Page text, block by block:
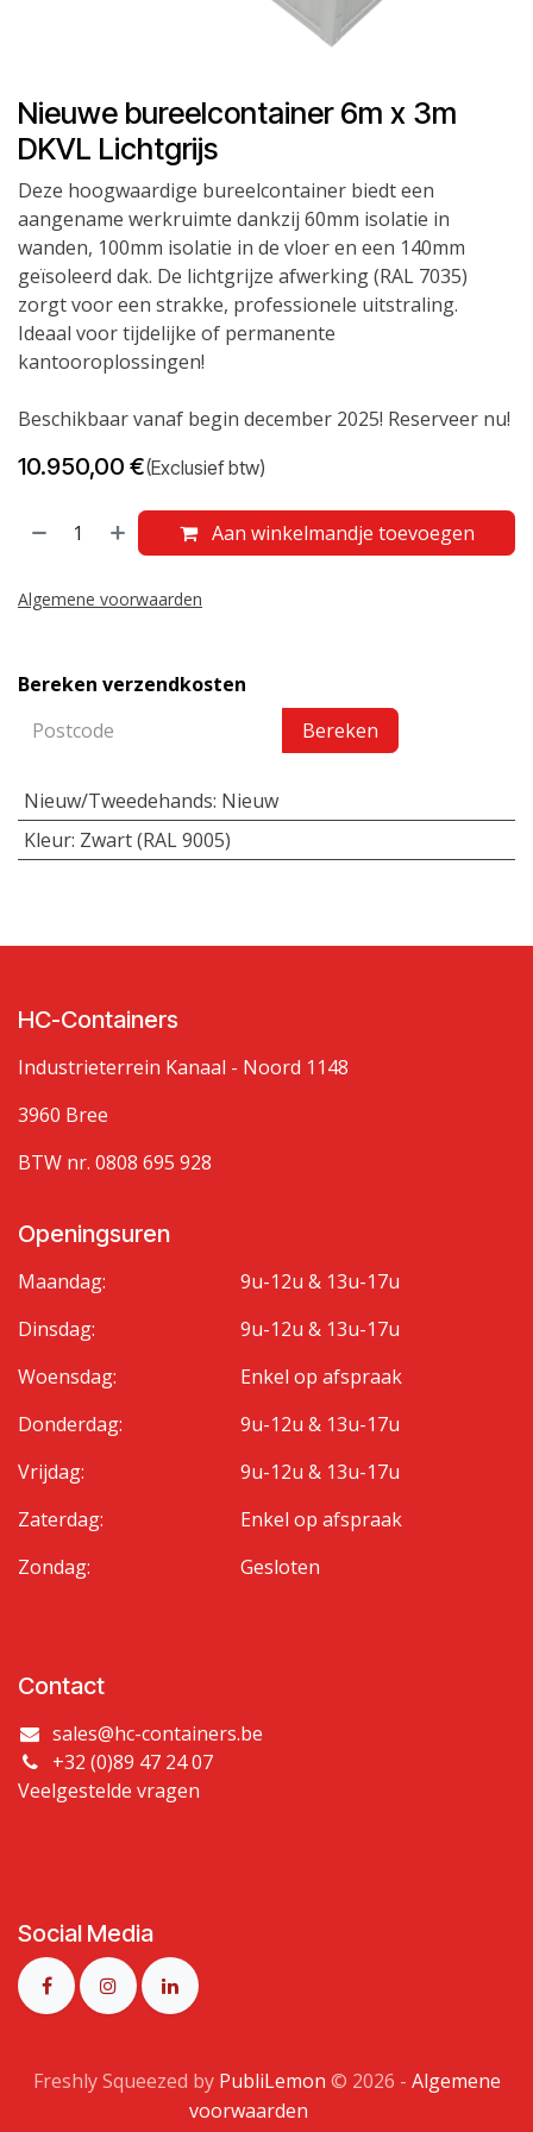
Nieuwe bureelcontainer 6m x 3m
DKVL Lichtgrijs
Deze hoogwaardige bureelcontainer biedt een
aangename werkruimte dankzij 60mm isolatie in
wanden, 100mm isolatie in de vloer en een 140mm
geïsoleerd dak. De lichtgrijze afwerking (RAL 7035)
zorgt voor een strakke, professionele uitstraling.
Ideaal voor tijdelijke of permanente
kantooroplossingen!
Beschikbaar vanaf begin december 2025! Reserveer nu!
10.950,00 €(Exclusief btw)
Aan winkelmandje toevoegen
Algemene voorwaarden
Bereken verzendkosten
Bereken
Nieuw/Tweedehands: Nieuw
Kleur: Zwart (RAL 9005)
HC-Containers
Industrieterrein Kanaal - Noord 1148
3960 Bree
BTW nr. 0808 695 928
Openingsuren
Maandag:
Dinsdag:
Woensdag:
Donderdag:
Vrijdag:
Zaterdag:
Zondag:
9u-12u & 13u-17u
9u-12u & 13u-17u
Enkel op afspraak
9u-12u & 13u-17u
9u-12u & 13u-17u
Enkel op afspraak
Gesloten
Contact
sales@hc-containers.be
+32 (0)89 47 24 07
Veelgestelde vragen
Social Media
Freshly Squeezed by PubliLemon © 2026​ - Algemene
voorwaarden